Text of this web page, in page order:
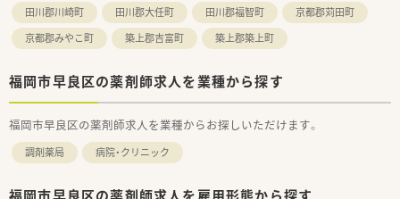
田川郡川崎町
田川郡大任町 田川郡福智町
京都郡苅田町
京都郡みやこ町
築上郡吉富町 築上郡築上町
福岡市早良区の薬剤師求人を業種から探す
福岡市早良区の薬剤師求人を業種からお探しいただけます。
調剤薬局 病院・クリニック